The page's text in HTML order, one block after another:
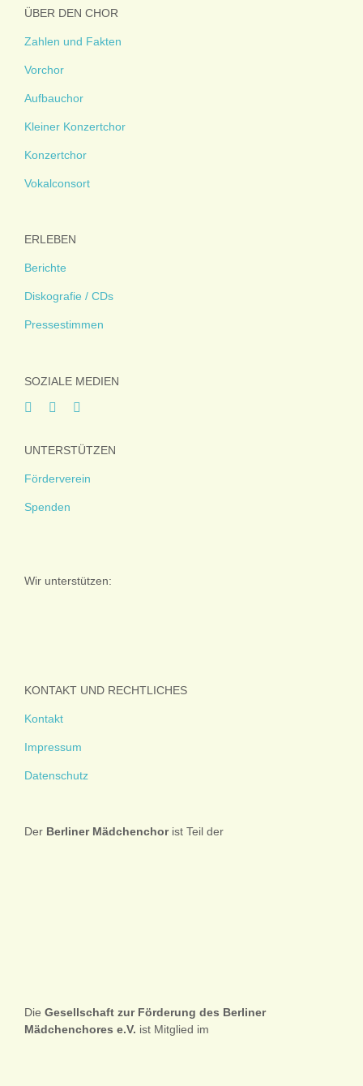
ÜBER DEN CHOR
Zahlen und Fakten
Vorchor
Aufbauchor
Kleiner Konzertchor
Konzertchor
Vokalconsort
ERLEBEN
Berichte
Diskografie / CDs
Pressestimmen
SOZIALE MEDIEN
UNTERSTÜTZEN
Förderverein
Spenden
Wir unterstützen:
KONTAKT UND RECHTLICHES
Kontakt
Impressum
Datenschutz
Der Berliner Mädchenchorist Teil der
Die Gesellschaft zur Förderung des Berliner
Mädchenchores e.V. ist Mitglied im